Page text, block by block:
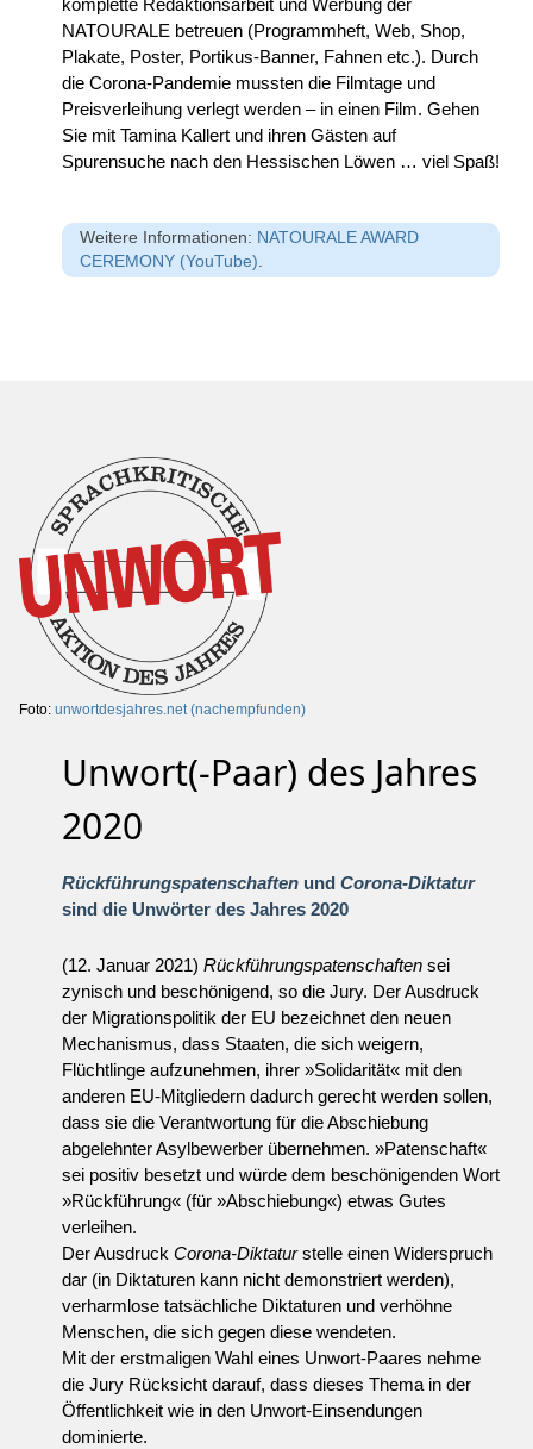
komplette Redaktionsarbeit und Werbung der
NATOURALE betreuen (Programmheft, Web, Shop,
Plakate, Poster, Portikus-Banner, Fahnen etc.). Durch
die Corona-Pandemie mussten die Filmtage und
Preisverleihung verlegt werden – in einen Film. Gehen
Sie mit Tamina Kallert und ihren Gästen auf
Spurensuche nach den Hessischen Löwen … viel Spaß!
Weitere Informationen: NATOURALE AWARD
CEREMONY (YouTube)
Foto: unwortdesjahres.net (nachempfunden)
Unwort(-Paar) des Jahres
2020
Rückführungspatenschaften undCorona-Diktatur
sind die Unwörter des Jahres 2020
(12. Januar 2021)Rückführungspatenschaften sei
zynisch und beschönigend, so die Jury. Der Ausdruck
der Migrationspolitik der EU bezeichnet den neuen
Mechanismus, dass Staaten, die sich weigern,
Flüchtlinge aufzunehmen, ihrer »Solidarität« mit den
anderen EU-Mitgliedern dadurch gerecht werden sollen,
dass sie die Verantwortung für die Abschiebung
abgelehnter Asylbewerber übernehmen. »Patenschaft«
sei positiv besetzt und würde dem beschönigenden Wort
»Rückführung« (für »Abschiebung«) etwas Gutes
verleihen.
Der AusdruckCorona-Diktaturstelle einen Widerspruch
dar (in Diktaturen kann nicht demonstriert werden),
verharmlose tatsächliche Diktaturen und verhöhne
Menschen, die sich gegen diese wendeten.
Mit der erstmaligen Wahl eines Unwort-Paares nehme
die Jury Rücksicht darauf, dass dieses Thema in der
Öffentlichkeit wie in den Unwort-Einsendungen
dominierte.